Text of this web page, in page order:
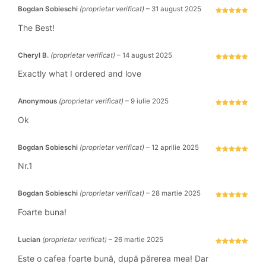
Bogdan Sobieschi (proprietar verificat) – 31 august 2025
The Best!
Cheryl B. (proprietar verificat) – 14 august 2025
Exactly what I ordered and love
Anonymous (proprietar verificat) – 9 iulie 2025
Ok
Bogdan Sobieschi (proprietar verificat) – 12 aprilie 2025
Nr.1
Bogdan Sobieschi (proprietar verificat) – 28 martie 2025
Foarte buna!
Lucian (proprietar verificat) – 26 martie 2025
Este o cafea foarte bună, după părerea mea! Dar